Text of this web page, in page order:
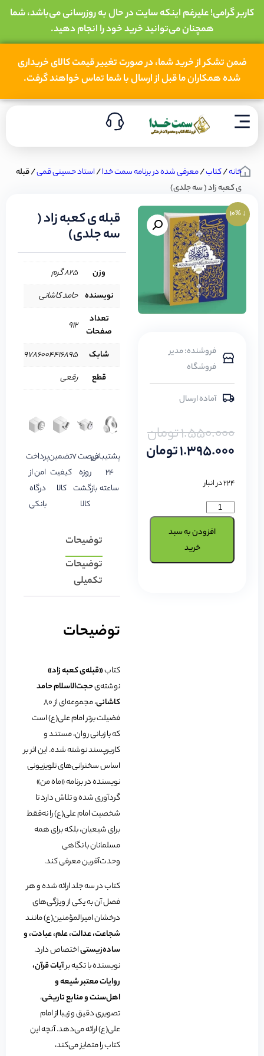
کاربر گرامی! علیرغم اینکه سایت در حال به روزرسانی می‌باشد، شما
همچنان می‌توانید خرید خود را انجام دهید.
ضمن تشکر از خرید شما، در صورت تغییر قیمت کالای خریداری
شده همکاران ما قبل از ارسال با شما تماس خواهند گرفت.
خانه/کتاب/معرفی شده در برنامه سمت خدا/استاد حسینی قمی/ قبله
ی کعبه زاد ( سه جلدی)
↓ 10%
فروشنده: مدیر
فروشگاه
آماده ارسال
1.550.000تومان
1.395.000تومان
224 در انبار
افزودن به سبد
خرید
قبله ی کعبه زاد (
سه جلدی)
وزن
825 گرم
نویسنده حامد کاشانی
تعداد
صفحات
912
شابک
9786004416895
قطع
رقعی
پشتیبانی
24
ساعته
فرصت 7
روزه
بازگشت
کالا
تضمین
کیفیت
کالا
پرداخت
امن از
درگاه
بانکی
توضیحات
توضیحات
تکمیلی
توضیحات
کتاب«قبله‌ی کعبه زاد»
نوشته‌یحجت‌الاسلام حامد
کاشانی
، مجموعه‌ای از ۸۰
فضیلت برتر امام علی(ع) است
که با زبانی روان، مستند و
کاربرپسند نوشته شده. این اثر بر
اساس سخنرانی‌های تلویزیونی
نویسنده در برنامه «ماه من»
گردآوری شده و تلاش دارد تا
شخصیت امام علی(ع) را نه‌فقط
برای شیعیان، بلکه برای همه
مسلمانان با نگاهی
وحدت‌آفرین معرفی کند.
کتاب در سه جلد ارائه شده و هر
فصل آن به یکی از ویژگی‌های
درخشان امیرالمؤمنین(ع) مانند
شجاعت، عدالت، علم، عبادت، و
ساده‌زیستیاختصاص دارد.
نویسنده با تکیه برآیات قرآن،
روایات معتبر شیعه و
اهل‌سنت و منابع تاریخی،
تصویری دقیق و زیبا از امام
علی(ع) ارائه می‌دهد. آنچه این
کتاب را متمایز می‌کند،